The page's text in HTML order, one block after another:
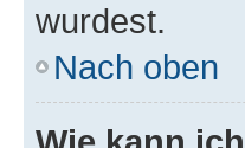
wurdest.
Nach oben